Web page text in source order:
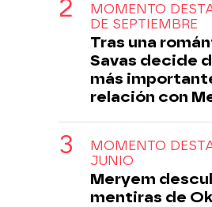
MOMENTO
DE SEPTIEMBRE
Tras una
Savas decide
más
relación con
MOMENTO
JUNIO
Meryem
mentiras de